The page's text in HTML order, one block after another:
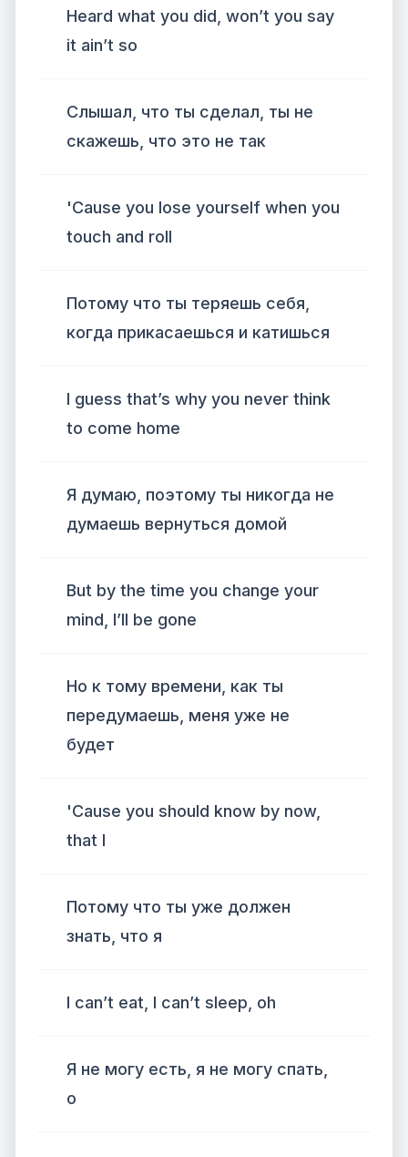
Heard what you did, won’t you say
it ain’t so
Слышал, что ты сделал, ты не
скажешь, что это не так
'Cause you lose yourself when you
touch and roll
Потому что ты теряешь себя,
когда прикасаешься и катишься
I guess that’s why you never think
to come home
Я думаю, поэтому ты никогда не
думаешь вернуться домой
But by the time you change your
mind, I’ll be gone
Но к тому времени, как ты
передумаешь, меня уже не
будет
'Cause you should know by now,
that I
Потому что ты уже должен
знать, что я
I can’t eat, I can’t sleep, oh
Я не могу есть, я не могу спать,
о